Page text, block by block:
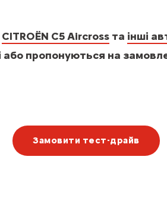
CITROЁN C5 Aircross та інші
або пропонуються на
Замовити тест-драйв